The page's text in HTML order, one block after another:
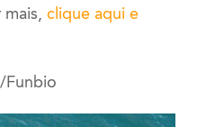
mais,clique aqui e
Funbio